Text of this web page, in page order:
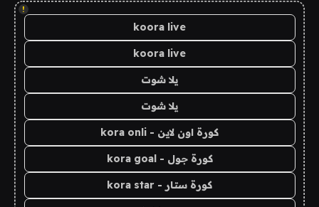
!
koora live
koora live
يلا شوت
يلا شوت
كورة اون لاين - kora onli
كورة جول - kora goal
كورة ستار - kora star